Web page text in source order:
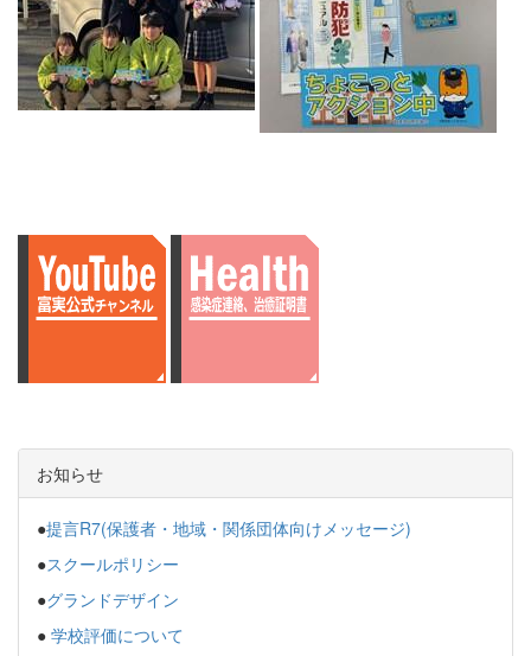
お知らせ
●提言R7(保護者・地域・関係団体向けメッセージ)
●スクールポリシー
●グランドデザイン
● 学校評価について